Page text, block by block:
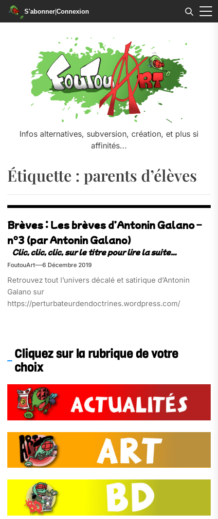
S'abonner|Connexion
Infos alternatives, subversion, création, et plus si
affinités...
Étiquette : parents d’élèves
Brèves : Les brèves d’Antonin Galano –
n°3 (par Antonin Galano)
FoutouArt 6 Décembre 2019
Retrouvez tout l’univers décalé et satirique d’Antonin
Galano sur
https://perturbateurdendoctrines.wordpress.com/
Cliquez sur la rubrique de votre
choix